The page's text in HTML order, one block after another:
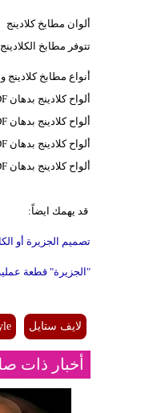
ألوان مطابخ كلادينج
تتوفر مطابخ
أنواع مطابخ كلادينج
ألواح كلادينج بدهان PVDF
ألواح كلادينج بدهان PVDF مقاوم للحريق
ألواح كلادينج بدهان Nano PVDF النانو
ألواح كلادينج بدهان Nano PVDF مقاوم للحريق
قد يهمك ايضاً:
تصميم الجزيرة أو
"الجزيرة" قطعة
لايف ستايل
أخبار ذات